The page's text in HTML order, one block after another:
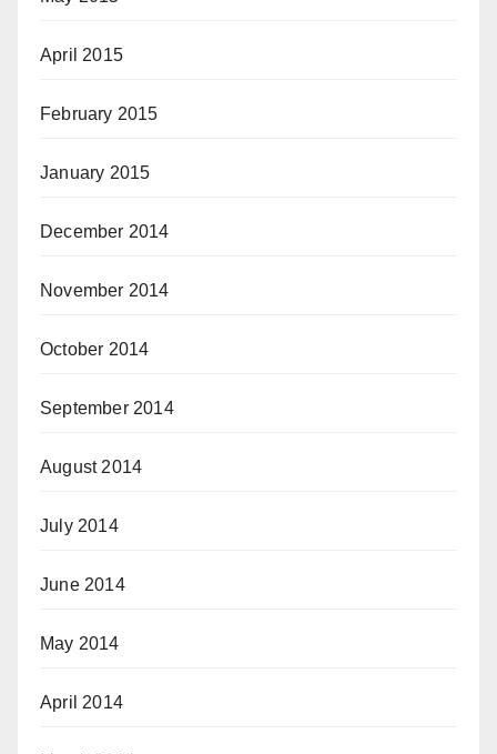
April 2015
February 2015
January 2015
December 2014
November 2014
October 2014
September 2014
August 2014
July 2014
June 2014
May 2014
April 2014